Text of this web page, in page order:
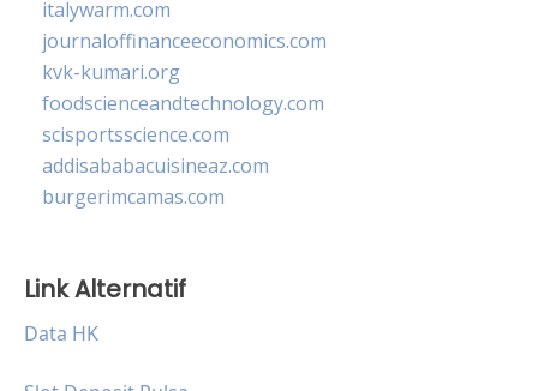
italywarm.com
journaloffinanceeconomics.com
kvk-kumari.org
foodscienceandtechnology.com
scisportsscience.com
addisababacuisineaz.com
burgerimcamas.com
Link Alternatif
Data HK